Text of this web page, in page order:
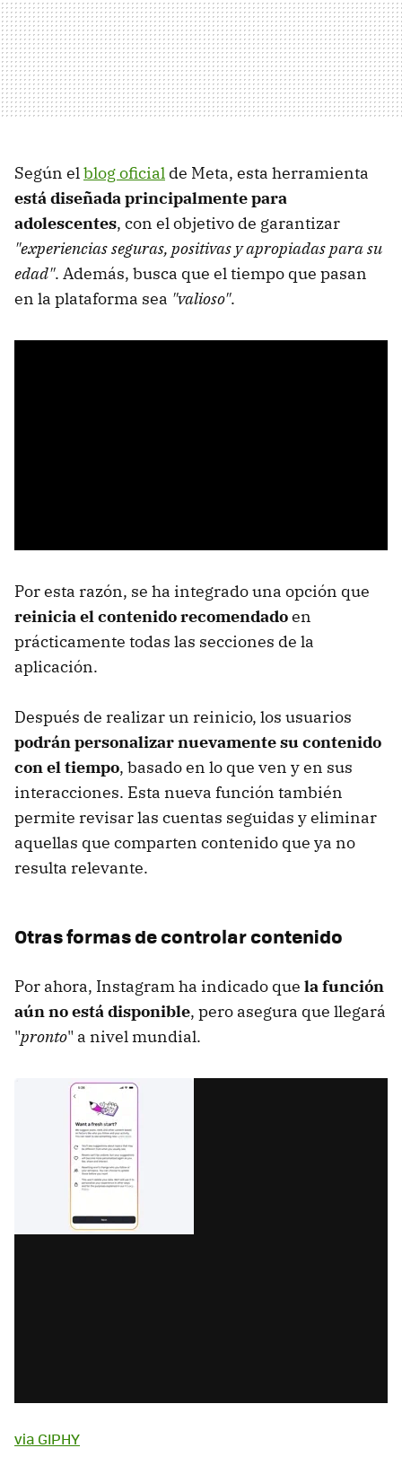
Según elblog oficial de Meta, esta herramienta
está diseñada principalmente para
adolescentes, con el objetivo de garantizar
"experiencias seguras, positivas y apropiadas para su
edad". Además, busca que el tiempo que pasan
en la plataforma sea "valioso".
Por esta razón, se ha integrado una opción que
reinicia el contenido recomendadoen
prácticamente todas las secciones de la
aplicación.
Después de realizar un reinicio, los usuarios
podrán personalizar nuevamente su contenido
con el tiempo, basado en lo que ven y en sus
interacciones. Esta nueva función también
permite revisar las cuentas seguidas y eliminar
aquellas que comparten contenido que ya no
resulta relevante.
Otras formas de controlar contenido
Por ahora, Instagram ha indicado que la función
aún no está disponible, pero asegura que llegará
"pronto" a nivel mundial.
via GIPHY